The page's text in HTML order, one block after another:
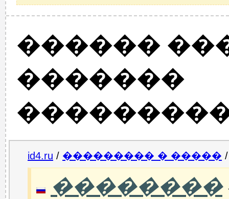
������
�������
id4.ru / ��������� � �����
��������